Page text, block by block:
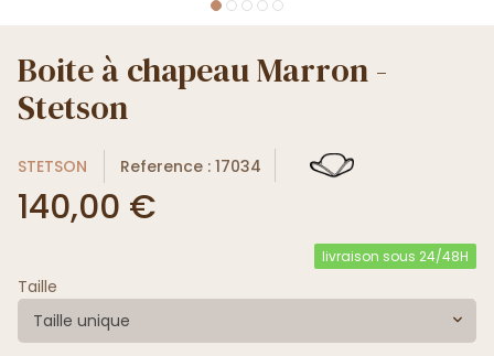
Boite à chapeau Marron -
Stetson
STETSON Reference : 17034
140,00 €
livraison sous 24/48H
Taille
Taille unique